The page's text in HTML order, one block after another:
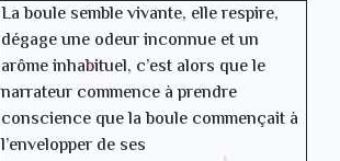
La boule semble vivante, elle respire,
dégage une odeur inconnue et un
arôme inhabituel, c’est alors que le
narrateur commence à prendre
conscience que la boule commençait à
l’envelopper de ses